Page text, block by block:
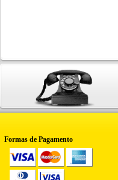
Formas de Pagamento